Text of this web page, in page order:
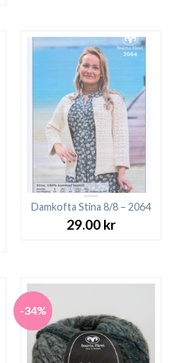
49.00 kr.
Damkofta Stina 8/8 – 2064
29.00 kr
-34%